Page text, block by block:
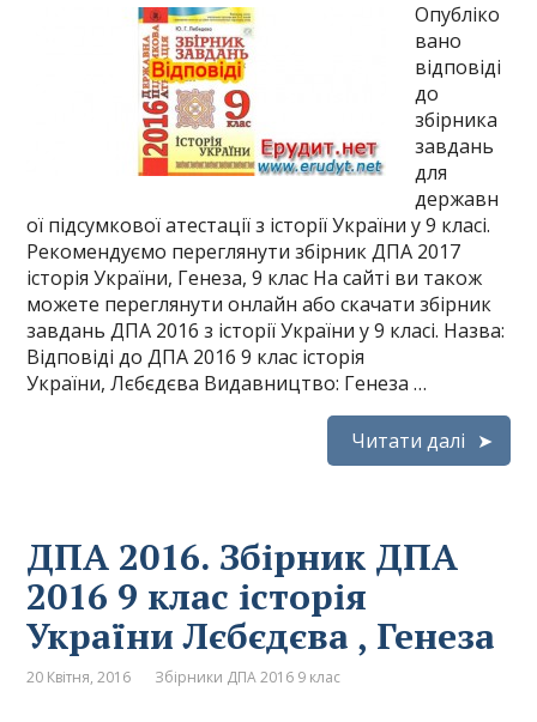
Опубліко
вано
відповіді
до
збірника
завдань
для
державн
ої підсумкової атестації з історії України у 9 класі.
Рекомендуємо переглянути збірник ДПА 2017
історія України, Генеза, 9 клас На сайті ви також
можете переглянути онлайн або скачати збірник
завдань ДПА 2016 з історії України у 9 класі. Назва:
Відповіді до ДПА 2016 9 клас історія
України, Лєбєдєва Видавництво: Генеза …
Читати далі
ДПА 2016. Збірник ДПА
2016 9 клас історія
України Лєбєдєва , Генеза
20 Квітня, 2016 Збірники ДПА 2016 9 клас